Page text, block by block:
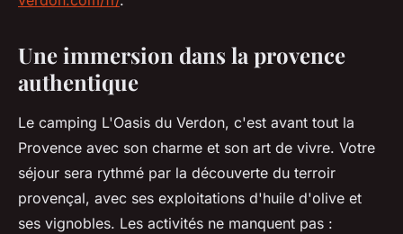
Une immersion dans la provence
authentique
Le camping L'Oasis du Verdon, c'est avant tout la
Provence avec son charme et son art de vivre. Votre
séjour sera rythmé par la découverte du terroir
provençal, avec ses exploitations d'huile d'olive et
ses vignobles. Les activités ne manquent pas :